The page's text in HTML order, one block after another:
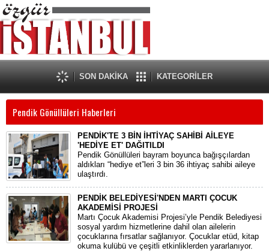
SON DAKİKA KATEGORİLER
Pendik Gönüllüleri Haberleri
PENDİK'TE 3 BİN İHTİYAÇ SAHİBİ AİLEYE
'HEDİYE ET' DAĞITILDI
Pendik Gönüllüleri bayram boyunca bağışçılardan
aldıkları “hediye et”leri 3 bin 36 ihtiyaç sahibi aileye
ulaştırdı.
PENDİK BELEDİYESİ'NDEN MARTI ÇOCUK
AKADEMİSİ PROJESİ
Martı Çocuk Akademisi Projesi’yle Pendik Belediyesi
sosyal yardım hizmetlerine dahil olan ailelerin
çocuklarına fırsatlar sağlanıyor. Çocuklar etüd, kitap
okuma kulübü ve çeşitli etkinliklerden yararlanıyor.